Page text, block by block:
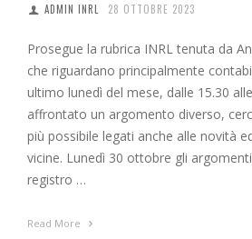
ADMIN INRL 28 OTTOBRE 2023
Prosegue la rubrica INRL tenuta da
che riguardano principalmente
ultimo lunedì del mese, dalle 15.30
affrontato un argomento diverso,
più possibile legati anche alle novità
vicine. Lunedì 30 ottobre gli
registro …
Read More